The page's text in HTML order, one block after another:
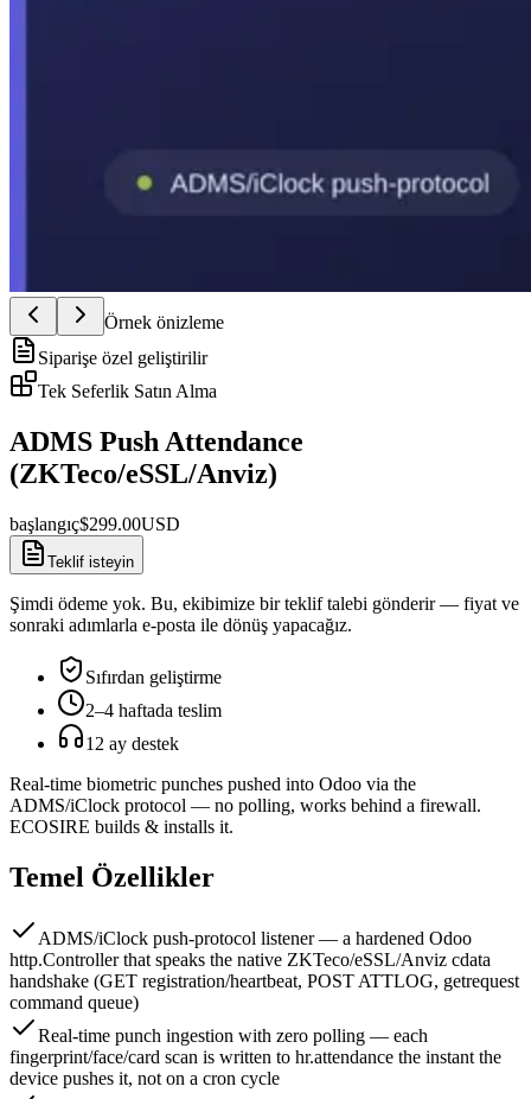
Örnek önizleme
Siparişe özel geliştirilir
Tek Seferlik Satın Alma
ADMS Push Attendance
(ZKTeco/eSSL/Anviz)
başlangıç$299.00USD
Teklif isteyin
Şimdi ödeme yok. Bu, ekibimize bir teklif talebi gönderir — fiyat ve
sonraki adımlarla e-posta ile dönüş yapacağız.
Sıfırdan geliştirme
2–4 haftada teslim
12 ay destek
Real-time biometric punches pushed into Odoo via the
ADMS/iClock protocol — no polling, works behind a firewall.
ECOSIRE builds & installs it.
Temel Özellikler
ADMS/iClock push-protocol listener — a hardened Odoo
http.Controller that speaks the native ZKTeco/eSSL/Anviz cdata
handshake (GET registration/heartbeat, POST ATTLOG, getrequest
command queue)
Real-time punch ingestion with zero polling — each
fingerprint/face/card scan is written to hr.attendance the instant the
device pushes it, not on a cron cycle